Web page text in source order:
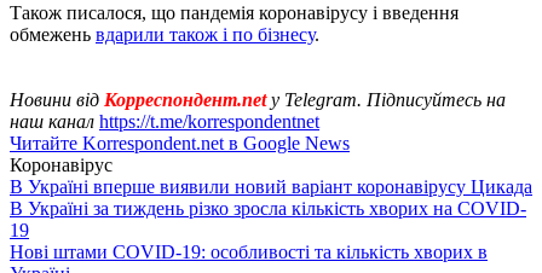
Також писалося, що пандемія коронавірусу і введення
обмежень вдарили також і по бізнесу.
Новини від Корреспондент.net у Telegram. Підписуйтесь на
наш канал https://t.me/korrespondentnet
Читайте Korrespondent.net в Google News
Коронавірус
В Україні вперше виявили новий варіант коронавірусу Цикада
В Україні за тиждень різко зросла кількість хворих на COVID-
19
Нові штами COVID-19: особливості та кількість хворих в